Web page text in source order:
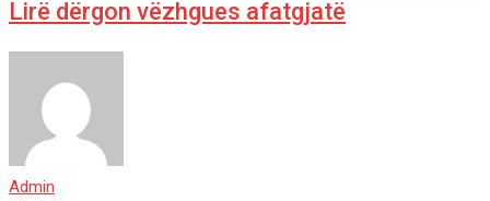
Lirë dërgon vëzhgues afatgjatë
Admin